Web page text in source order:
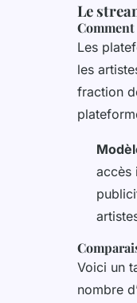
Le
Les
les
fraction
accès
Voici un
nombre